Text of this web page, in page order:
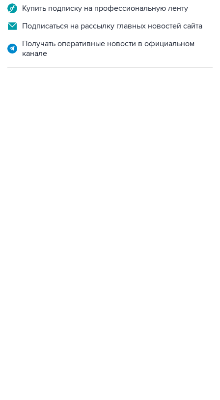
Подписаться на рассылку главных новостей сайта
Получать оперативные новости в официальном